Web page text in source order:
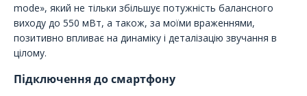
mode», який не тільки збільшує потужність балансного
виходу до 550 мВт, а також, за моїми враженнями,
позитивно впливає на динаміку і деталізацію звучання в
цілому.
Підключення до смартфону